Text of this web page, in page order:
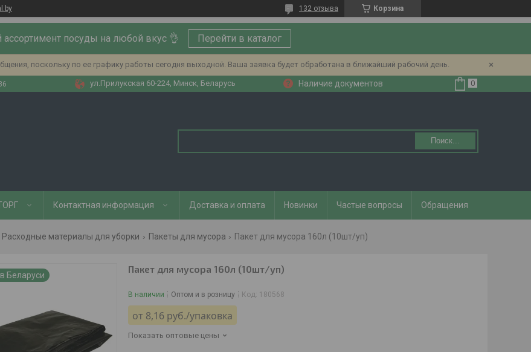
Корзина
132 отзыва
посуды на любой вкус 👌 Перейти в каталог
поскольку по ее графику работы сегодня выходной. Ваша заявка будет обработана в ближайший рабочий день.
ул.Прилукская 60-224, Минск, Беларусь Наличие документов
Поиск...
Контактная информация Доставка и оплата Новинки Частые вопросы Обращения
Расходные материалы для уборки Пакеты для мусора Пакет для мусора 160л (10шт/уп)
Беларуси
Пакет для мусора 160л (10шт/уп)
В наличии Оптом и в розницу Код: 180568
от 8,16 руб./упаковка
Показать оптовые цены